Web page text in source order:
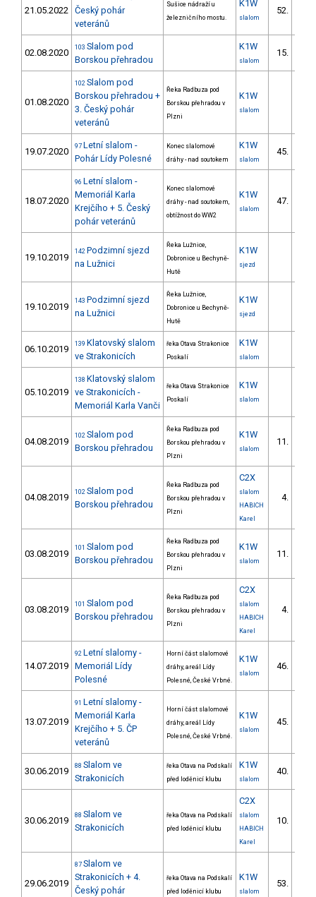
21.05.2022 Český pohár
veteránů
Sušice nádraží u
železničního mostu.
K1W
slalom
52.
02.08.2020 103 Slalom pod
Borskou přehradou
K1W
slalom
15.
01.08.2020
102 Slalom pod
Borskou přehradou +
3. Český pohár
veteránů
Řeka Radbuza pod
Borskou přehradou v
Plzni
K1W
slalom
19.07.2020 97 Letní slalom -
Pohár Lídy Polesné
Konec slalomové
dráhy - nad soutokem
K1W
slalom
45.
18.07.2020
96 Letní slalom -
Memoriál Karla
Krejčího + 5. Český
pohár veteránů
Konec slalomové
dráhy - nad soutokem,
obtížnost do WW2
K1W
slalom
47.
19.10.2019
142 Podzimní sjezd
na Lužnici
Řeka Lužnice,
Dobronice u Bechyně-
Hutě
K1W
sjezd
19.10.2019
143 Podzimní sjezd
na Lužnici
Řeka Lužnice,
Dobronice u Bechyně-
Hutě
K1W
sjezd
06.10.2019 139 Klatovský slalom
ve Strakonicích
řeka Otava Strakonice
Poskalí
K1W
slalom
05.10.2019
138 Klatovský slalom
ve Strakonicích -
Memoriál Karla Vanči
řeka Otava Strakonice
Poskalí
K1W
slalom
04.08.2019
102 Slalom pod
Borskou přehradou
Řeka Radbuza pod
Borskou přehradou v
Plzni
K1W
slalom
11.
04.08.2019 102 Slalom pod
Borskou přehradou
Řeka Radbuza pod
Borskou přehradou v
Plzni
C2X
slalom
HABICH
Karel
4.
03.08.2019
101 Slalom pod
Borskou přehradou
Řeka Radbuza pod
Borskou přehradou v
Plzni
K1W
slalom
11.
03.08.2019 101 Slalom pod
Borskou přehradou
Řeka Radbuza pod
Borskou přehradou v
Plzni
C2X
slalom
HABICH
Karel
4.
14.07.2019
92 Letní slalomy -
Memoriál Lídy
Polesné
Horní část slalomové
dráhy, areál Lídy
Polesné, České Vrbné.
K1W
slalom
46.
13.07.2019
91 Letní slalomy -
Memoriál Karla
Krejčího + 5. ČP
veteránů
Horní část slalomové
dráhy, areál Lídy
Polesné, České Vrbné.
K1W
slalom
45.
30.06.2019 88 Slalom ve
Strakonicích
řeka Otava na Podskalí
před loděnicí klubu
K1W
slalom
40.
30.06.2019 88 Slalom ve
Strakonicích
řeka Otava na Podskalí
před loděnicí klubu
C2X
slalom
HABICH
Karel
10.
29.06.2019
87 Slalom ve
Strakonicích + 4.
Český pohár
řeka Otava na Podskalí
před loděnicí klubu
K1W
slalom
53.